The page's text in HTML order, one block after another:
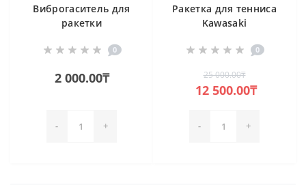
Виброгаситель для
ракетки
0
2 000.00₸
- +
Ракетка для тенниса
Kawasaki
0
25 000.00₸
12 500.00₸
- +